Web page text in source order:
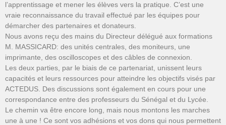
l’apprentissage et mener les élèves vers la pratique. C’est une
vraie reconnaissance du travail effectué par les équipes pour
démarcher des partenaires et donateurs.
Nous avons reçu des mains du Directeur délégué aux formations
M. MASSICARD: des unités centrales, des moniteurs, une
imprimante, des oscilloscopes et des câbles de connexion.
Les deux parties, par le biais de ce partenariat, unissent leurs
capacités et leurs ressources pour atteindre les objectifs visés par
ACTEDUS. Des discussions sont également en cours pour une
correspondance entre des professeurs du Sénégal et du Lycée.
Le chemin va être encore long, mais nous montons les marches
une à une ! Ce sont vos adhésions et vos dons qui nous permettent